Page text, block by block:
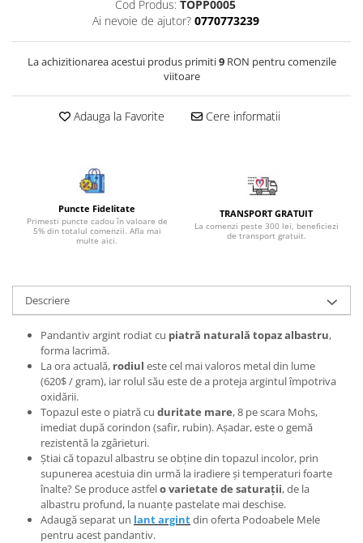
Bijuterii opal
Bijuterii peridot
Bijuterii piatra lunii
Bijuterii rodocrozit
Bijuterii rubin
Bijuterii safir
Bijuterii sidef si abalone
Bijuterii sodalit
Bijuterii spinel
Bijuterii tanzanit
Bijuterii topaz
Bijuterii turcoaz
Bijuterii turmaline
Bijuterii morganit
Cod Produs: TOPP0005
Ai nevoie de ajutor? 0770773239
La achizitionarea acestui produs primiti9RON pentru comenzile
viitoare
Adauga la Favorite Cere informatii
Puncte Fidelitate
Primesti puncte cadou în valoare de
5% din totalul comenzii. Afla mai
multe aici.
TRANSPORT GRATUIT
La comenzi peste 300 lei, beneficiezi
de transport gratuit.
Descriere
Pandantiv argint rodiat cu piatră naturală topaz albastru,
forma lacrimă.
La ora actuală, rodiul este cel mai valoros metal din lume
(620$ / gram), iar rolul său este de a proteja argintul împotriva
oxidării.
Topazul este o piatră cu duritate mare, 8 pe scara Mohs,
imediat după corindon (safir, rubin). Așadar, este o gemă
rezistentă la zgârieturi.
Știai că topazul albastru se obține din topazul incolor, prin
supunerea acestuia din urmă la iradiere și temperaturi foarte
înalte? Se produce astfelo varietate de saturații, de la
albastru profund, la nuanțe pastelate mai deschise.
Adaugă separat un lant argintdin oferta Podoabele Mele
pentru acest pandantiv.